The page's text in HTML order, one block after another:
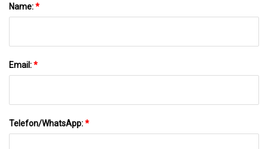
Name:*
Email:*
Telefon/WhatsApp:*